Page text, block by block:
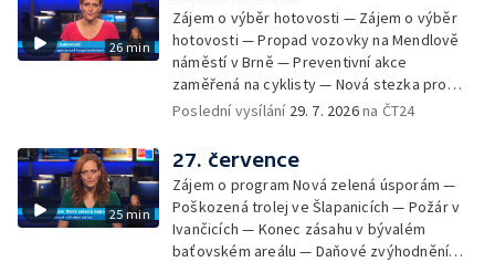
ročník Letní filmové školy — 3. ročník
komunitní akce Stůl ve středu — Cesta na
podporu paliativní péče
26 min
Zájem o výběr hotovosti — Zájem o výběr
hotovosti — Propad vozovky na Mendlově
náměstí v Brně — Preventivní akce
zaměřená na cyklisty — Nová stezka pro
cyklisty na Zlínsku — Letecká linka mezi
pozorovat zatmění Slunce — Den AČFK na
Letní filmové škole — Milan Uhde slaví 90 let
— Rekonstrukce vojenského srubu
Poslední vysílání 29. 7. 2026na ČT24
25 min
27. července
Zájem o program Nová zelená úsporám —
Poškozená trolej ve Šlapanicích — Požár v
Ivančicích — Konec zásahu v bývalém
baťovském areálu — Daňové zvýhodnění